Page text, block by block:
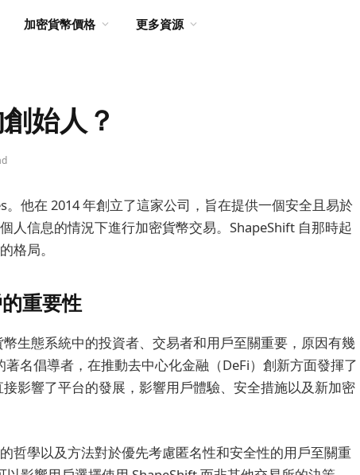
加密貨幣價格 更多資源
始人？
他在 2014 年創立了這家公司，旨在提供一個安全且易於
人信息的情況下進行加密貨幣交易。ShapeShift 自那時起
格局。
重要性
生態系統中的投資者、交易者和用戶至關重要，原因有幾
名倡導者，在推動去中心化金融（DeFi）創新方面發揮了
影響了平台的發展，影響用戶體驗、安全措施以及新加密
哲學以及方法對於優先考慮匿名性和安全性的用戶至關重